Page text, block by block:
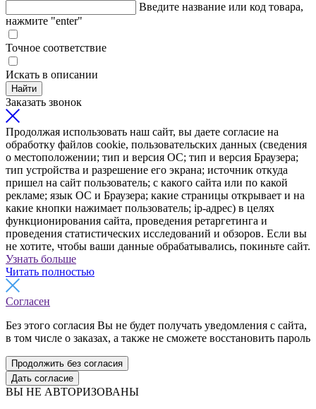
Введите название или код товара,
нажмите "enter"
Точное соответствие
Искать в описании
Найти
Заказать звонок
Продолжая использовать наш сайт, вы даете согласие на
обработку файлов cookie, пользовательских данных (сведения
о местоположении; тип и версия ОС; тип и версия Браузера;
тип устройства и разрешение его экрана; источник откуда
пришел на сайт пользователь; с какого сайта или по какой
рекламе; язык ОС и Браузера; какие страницы открывает и на
какие кнопки нажимает пользователь; ip-адрес) в целях
функционирования сайта, проведения ретаргетинга и
проведения статистических исследований и обзоров. Если вы
не хотите, чтобы ваши данные обрабатывались, покиньте сайт.
Узнать больше
Читать полностью
Согласен
Без этого согласия Вы не будет получать уведомления с сайта,
в том числе о заказах, а также не сможете восстановить пароль
Продолжить без согласия
Дать согласие
ВЫ НЕ АВТОРИЗОВАНЫ